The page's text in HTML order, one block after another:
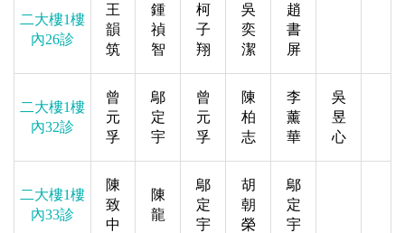
二大樓1樓
內26診
王
韻
筑
鍾
禎
智
柯
子
翔
吳
奕
潔
趙
書
屏
二大樓1樓
內32診
曾
元
孚
鄔
定
宇
曾
元
孚
陳
柏
志
李
薰
華
吳
昱
心
二大樓1樓
內33診
陳
致
中
陳
龍
鄔
定
宇
胡
朝
榮
鄔
定
宇